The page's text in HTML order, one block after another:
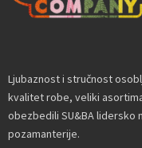
Ljubaznost i stručnost
kvalitet robe, veliki
obezbedili SU&BA
pozamanterije.